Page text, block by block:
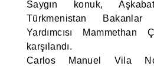
Saygın konuk,
Türkmenistan
Yardımcısı Mammethan
karşılandı.
Carlos Manuel Vila